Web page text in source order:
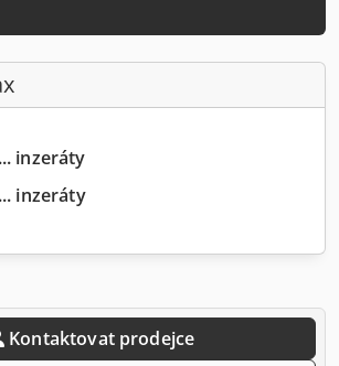
inzeráty
inzeráty
Kontaktovat prodejce